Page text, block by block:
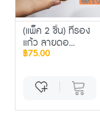
(แพ็ค 2 ชิ้น) ที่รอง
แก้ว ลายดอ...
฿75.00